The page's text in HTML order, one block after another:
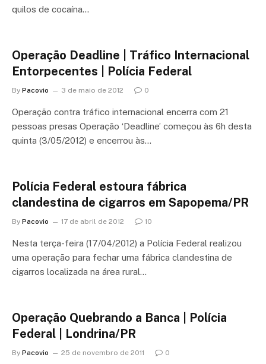
quilos de cocaína…
Operação Deadline | Tráfico Internacional
Entorpecentes | Polícia Federal
By Pacovio 3 de maio de 2012 0
Operação contra tráfico internacional encerra com 21
pessoas presas Operação ‘Deadline’ começou às 6h desta
quinta (3/05/2012) e encerrou às…
Polícia Federal estoura fábrica
clandestina de cigarros em Sapopema/PR
By Pacovio 17 de abril de 2012 10
Nesta terça-feira (17/04/2012) a Polícia Federal realizou
uma operação para fechar uma fábrica clandestina de
cigarros localizada na área rural…
Operação Quebrando a Banca | Polícia
Federal | Londrina/PR
By Pacovio 25 de novembro de 2011 0